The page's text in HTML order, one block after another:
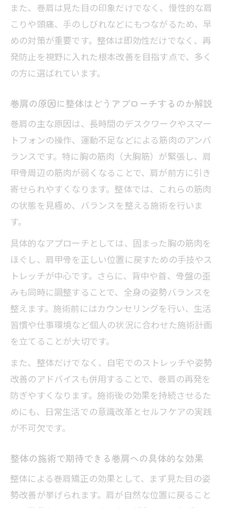
巻肩改善のための最適な整体通院ペース
とは
整体による巻肩矯正の定着に必要な期間
の違い
整体通院とセルフケアで巻肩を定着させ
る方法
巻肩は整体でどこまで治るのか徹底解説
巻肩は整体でどこまで治るのか現実的な
効果
整体施術で巻肩が改善する範囲と限界に
巻肩矯正は整体で一瞬で治るのか徹底検
証
整体とセルフ矯正の併用で巻肩改善を目
指す
慢性的な巻肩に整体が有効な理由と課題
巻肩矯正に保険適用はあるのか知りたい方へ
巻肩矯正で整体に保険適用は可能なのか
解説
整体による巻肩治療と保険対象の違いに
ついて
巻肩で整体利用時の費用と保険の基礎知
識
巻肩矯正は保険が利かない場合の対策ポ
整体と整骨院で巻肩保険対応の違いを知
ろう
また、巻肩は見た目の印象だけでなく、慢性的な肩
こりや頭痛、手のしびれなどにもつながるため、早
めの対策が重要です。整体は即効性だけでなく、再
発防止を視野に入れた根本改善を目指す点で、多く
の方に選ばれています。
巻肩の原因に整体はどうアプローチするのか解説
巻肩の主な原因は、長時間のデスクワークやスマー
トフォンの操作、運動不足などによる筋肉のアンバ
ランスです。特に胸の筋肉（大胸筋）が緊張し、肩
甲骨周辺の筋肉が弱くなることで、肩が前方に引き
寄せられやすくなります。整体では、これらの筋肉
の状態を見極め、バランスを整える施術を行いま
す。
具体的なアプローチとしては、固まった胸の筋肉を
ほぐし、肩甲骨を正しい位置に戻すための手技やス
トレッチが中心です。さらに、背中や首、骨盤の歪
みも同時に調整することで、全身の姿勢バランスを
整えます。施術前にはカウンセリングを行い、生活
習慣や仕事環境など個人の状況に合わせた施術計画
を立てることが大切です。
また、整体だけでなく、自宅でのストレッチや姿勢
改善のアドバイスも併用することで、巻肩の再発を
防ぎやすくなります。施術後の効果を持続させるた
めにも、日常生活での意識改革とセルフケアの実践
が不可欠です。
整体の施術で期待できる巻肩への具体的な効果
整体による巻肩矯正の効果として、まず見た目の姿
勢改善が挙げられます。肩が自然な位置に戻ること